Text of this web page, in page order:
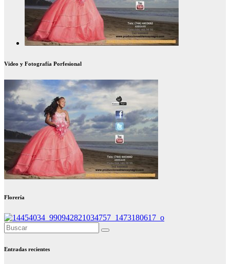
Video y Fotografía Porfesional
Florería
Entradas recientes